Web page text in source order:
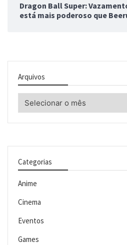
Dragon Ball Super:
está mais poderoso que
Arquivos
Arquivos
Categorias
Anime
Cinema
Eventos
Games